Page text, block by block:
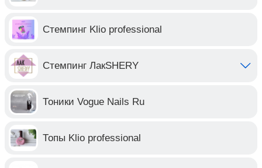
Стемпинг Klio professional
Стемпинг ЛакSHERY
Тоники Vogue Nails Ru
Топы Klio professional